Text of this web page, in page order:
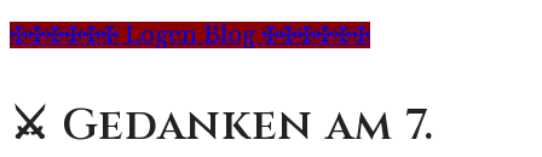
✠✠✠✠✠✠ Logen Blog ✠✠✠✠✠✠
⚔️ Gedanken am 7.